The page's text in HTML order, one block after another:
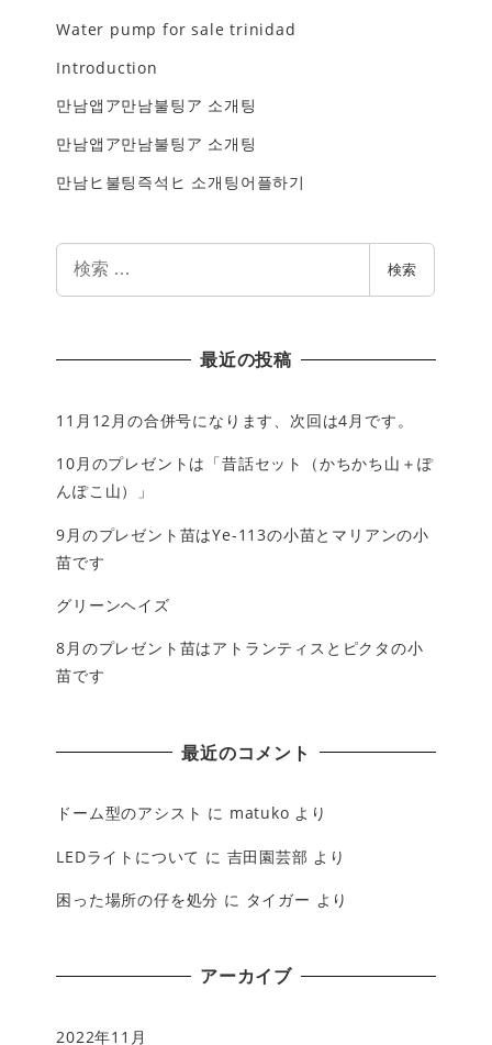
Water pump for sale trinidad
Introduction
만남앱ア만남불팅ア 소개팅
만남앱ア만남불팅ア 소개팅
만남ヒ불팅즉석ヒ 소개팅어플하기
検索
最近の投稿
11月12月の合併号になります、次回は4月です。
10月のプレゼントは「昔話セット（かちかち山＋ぽ
んぽこ山）」
9月のプレゼント苗はYe-113の小苗とマリアンの小
苗です
グリーンヘイズ
8月のプレゼント苗はアトランティスとピクタの小
苗です
最近のコメント
ドーム型のアシスト に matuko より
LEDライトについて に 吉田園芸部 より
困った場所の仔を処分 に タイガー より
アーカイブ
2022年11月